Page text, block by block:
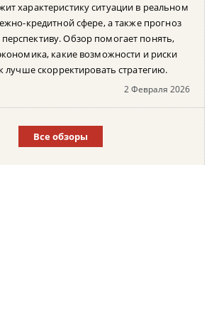
характеристику ситуации в реальном
кредитной сфере, а также прогноз
Обзор помогает понять,
какие возможности и риски
лучше скорректировать стратегию.
2 Февраля 2026
Все обзоры